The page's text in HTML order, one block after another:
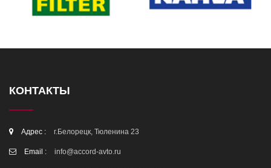
КОНТАКТЫ
Адрес : г.Белорецк, Тюленина 23
Email : info@accord-avto.ru